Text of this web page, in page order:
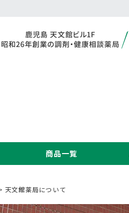
商品一覧
天文館薬局について